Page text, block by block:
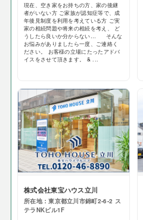
現在、空き家をお持ちの方、家の後継
者がいない方 ご家族が認知症等で、成
年後見制度を利用を考えている方 ご実
家の相続問題や将来の相続を考え、 ど
うしたら良いか分からない… そんな
お悩みがありましたら一度、ご連絡く
ださい。 お客様の立場にたったアドバ
イスをさせて頂きます。 & ...
株式会社東宝ハウス立川
所在地：東京都立川市錦町2-6-2 ス
テラNKビル1F